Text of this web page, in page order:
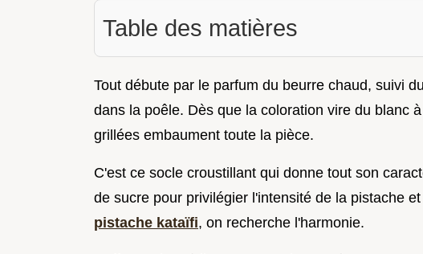
Table des matières
Tout débute par le parfum du beurre chaud, suivi
dans la poêle. Dès que la coloration vire du blanc
grillées embaument toute la pièce.
C'est ce socle croustillant qui donne tout son
de sucre pour privilégier l'intensité de la pistache
pistache kataïfi, on recherche l'harmonie.